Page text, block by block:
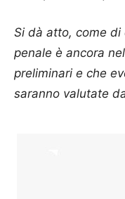
Si dà atto, come
penale è ancora
preliminari e che
saranno valutate